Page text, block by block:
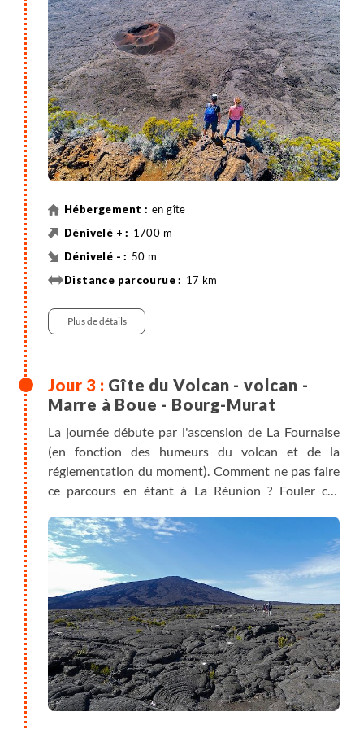
minéraux du majestueux volcan de la Fournaise,
subitement à vos pieds !
Dîner et nuit au gîte du Volcan.
en gîte
1700 m
50 m
17 km
Randonnée
Plus de détails
Gîte du Volcan - volcan -
Marre à Boue - Bourg-Murat
La journée débute par l'ascension de La Fournaise
(en fonction des humeurs du volcan et de la
réglementation du moment). Comment ne pas faire
ce parcours en étant à La Réunion ? Fouler ces
(à moins que ce ne soit votre cardio qui s'emballe)
est incontournable.
12.5 km - D+700m / D-700m pour l'aller-retour au
volcan.
Après cet aller-retour, vous descendrez jusqu'au
village de Bourg-Murat en remontant les périodes
géologiques de nos jours à la genèse du massif du
Piton de la Fournaise.
Les paysages traversés sont marqués par les